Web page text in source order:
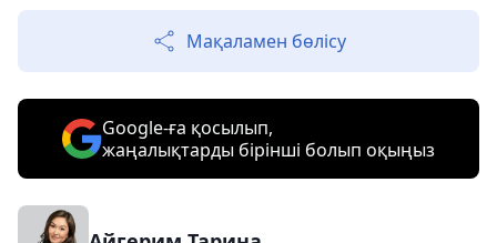
Мақаламен бөлісу
Google-ға қосылып,
жаңалықтарды бірінші болып оқыңыз